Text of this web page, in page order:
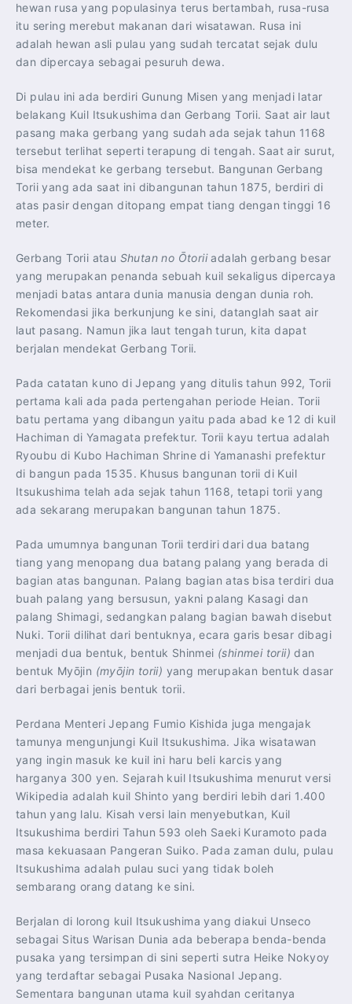
hewan rusa yang populasinya terus bertambah, rusa-rusa
itu sering merebut makanan dari wisatawan. Rusa ini
adalah hewan asli pulau yang sudah tercatat sejak dulu
dan dipercaya sebagai pesuruh dewa.
Di pulau ini ada berdiri Gunung Misen yang menjadi latar
belakang Kuil Itsukushima dan Gerbang Torii. Saat air laut
pasang maka gerbang yang sudah ada sejak tahun 1168
tersebut terlihat seperti terapung di tengah. Saat air surut,
bisa mendekat ke gerbang tersebut. Bangunan Gerbang
Torii yang ada saat ini dibangunan tahun 1875, berdiri di
atas pasir dengan ditopang empat tiang dengan tinggi 16
meter.
Gerbang Torii atau Shutan no Ōtoriiadalah gerbang besar
yang merupakan penanda sebuah kuil sekaligus dipercaya
menjadi batas antara dunia manusia dengan dunia roh.
Rekomendasi jika berkunjung ke sini, datanglah saat air
laut pasang. Namun jika laut tengah turun, kita dapat
berjalan mendekat Gerbang Torii.
Pada catatan kuno di Jepang yang ditulis tahun 992, Torii
pertama kali ada pada pertengahan periode Heian. Torii
batu pertama yang dibangun yaitu pada abad ke 12 di kuil
Hachiman di Yamagata prefektur. Torii kayu tertua adalah
Ryoubu di Kubo Hachiman Shrine di Yamanashi prefektur
di bangun pada 1535. Khusus bangunan torii di Kuil
Itsukushima telah ada sejak tahun 1168, tetapi torii yang
ada sekarang merupakan bangunan tahun 1875.
Pada umumnya bangunan Torii terdiri dari dua batang
tiang yang menopang dua batang palang yang berada di
bagian atas bangunan. Palang bagian atas bisa terdiri dua
buah palang yang bersusun, yakni palang Kasagi dan
palang Shimagi, sedangkan palang bagian bawah disebut
Nuki. Torii dilihat dari bentuknya, ecara garis besar dibagi
menjadi dua bentuk, bentuk Shinmei (shinmei torii)dan
bentuk Myōjin (myōjin torii) yang merupakan bentuk dasar
dari berbagai jenis bentuk torii.
Perdana Menteri Jepang Fumio Kishida juga mengajak
tamunya mengunjungi Kuil Itsukushima. Jika wisatawan
yang ingin masuk ke kuil ini haru beli karcis yang
harganya 300 yen. Sejarah kuil Itsukushima menurut versi
Wikipedia adalah kuil Shinto yang berdiri lebih dari 1.400
tahun yang lalu. Kisah versi lain menyebutkan, Kuil
Itsukushima berdiri Tahun 593 oleh Saeki Kuramoto pada
masa kekuasaan Pangeran Suiko. Pada zaman dulu, pulau
Itsukushima adalah pulau suci yang tidak boleh
sembarang orang datang ke sini.
Berjalan di lorong kuil Itsukushima yang diakui Unseco
sebagai Situs Warisan Dunia ada beberapa benda-benda
pusaka yang tersimpan di sini seperti sutra Heike Nokyoy
yang terdaftar sebagai Pusaka Nasional Jepang.
Sementara bangunan utama kuil syahdan ceritanya